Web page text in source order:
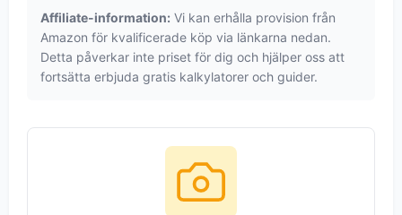
Affiliate-information: Vi kan erhålla provision från
Amazon för kvalificerade köp via länkarna nedan.
Detta påverkar inte priset för dig och hjälper oss att
fortsätta erbjuda gratis kalkylatorer och guider.